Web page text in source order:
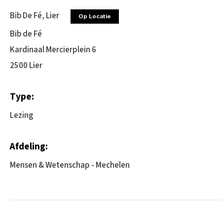
Bib De Fé, Lier Op Locatie
Bib de Fé
Kardinaal Mercierplein 6
2500 Lier
Type:
Lezing
Afdeling:
Mensen & Wetenschap - Mechelen